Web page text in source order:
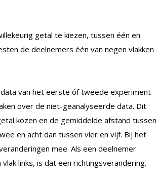
getal te kiezen, tussen één en
de deelnemers één van negen vlakken
van het eerste óf tweede experiment
over de niet-geanalyseerde data. Dit
kozen en de gemiddelde afstand tussen
en acht dan tussen vier en vijf. Bij het
mee. Als een deelnemer
links, is dat een richtingsverandering.